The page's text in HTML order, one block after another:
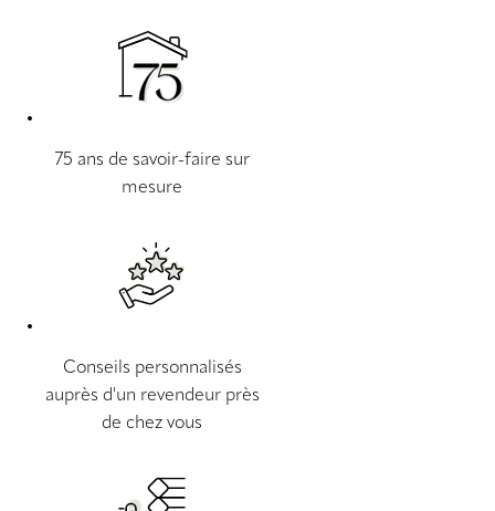
75 ans de savoir-faire sur
mesure
Conseils personnalisés
auprès d'un revendeur près
de chez vous